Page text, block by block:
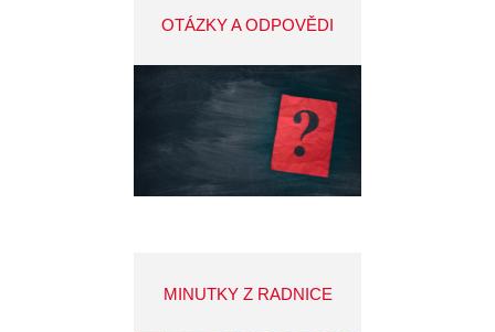
OTÁZKY A ODPOVĚDI
MINUTKY Z RADNICE